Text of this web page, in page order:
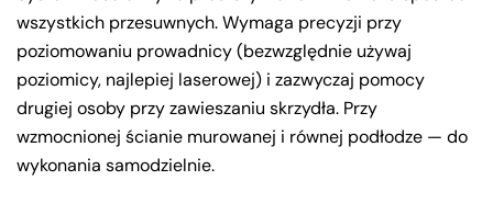
wszystkich przesuwnych. Wymaga precyzji przy
poziomowaniu prowadnicy (bezwzględnie używaj
poziomicy, najlepiej laserowej) i zazwyczaj pomocy
drugiej osoby przy zawieszaniu skrzydła. Przy
wzmocnionej ścianie murowanej i równej podłodze — do
wykonania samodzielnie.